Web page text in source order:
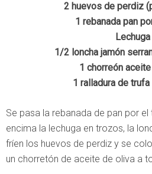
2 huevos de perdiz
1 rebanada pan
Lechuga
1/2 loncha jamón
1 chorreón
1 ralladura de
Se pasa la rebanada de pan por
encima la lechuga en trozos, la
fríen los huevos de perdiz y se
un chorretón de aceite de oliva a